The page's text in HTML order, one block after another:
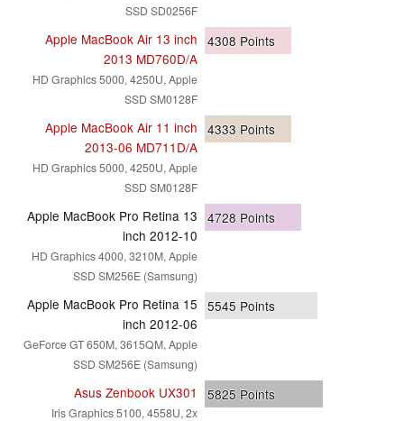
SSD SD0256F
Apple MacBook Air 13 inch
2013 MD760D/A
HD Graphics 5000, 4250U, Apple
SSD SM0128F
4308 Points
Apple MacBook Air 11 inch
2013-06 MD711D/A
HD Graphics 5000, 4250U, Apple
SSD SM0128F
4333 Points
Apple MacBook Pro Retina 13
inch 2012-10
HD Graphics 4000, 3210M, Apple
SSD SM256E (Samsung)
4728 Points
Apple MacBook Pro Retina 15
inch 2012-06
GeForce GT 650M, 3615QM, Apple
SSD SM256E (Samsung)
5545 Points
Asus Zenbook UX301
Iris Graphics 5100, 4558U, 2x
5825 Points